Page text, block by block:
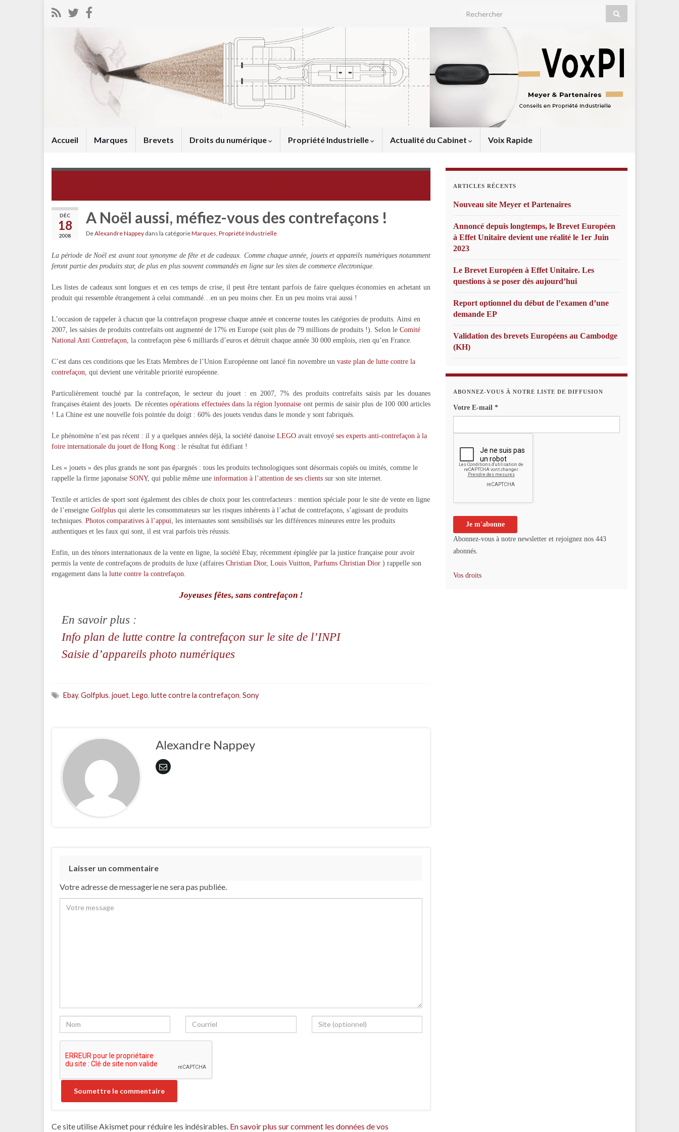
Search for:
Accueil Marques Brevets Droits du numérique Propriété Industrielle Actualité du Cabinet Voix Rapide
DÉC
18
2008
A Noël aussi, méfiez-vous des contrefaçons !
DeAlexandre Nappey dans la catégorieMarques, Propriété Industrielle
La période de Noël est avant tout synonyme de fête et de cadeaux. Comme chaque année, jouets et appareils numériques notamment
feront partie des produits star, de plus en plus souvent commandés en ligne sur les sites de commerce électronique.
Les listes de cadeaux sont longues et en ces temps de crise, il peut être tentant parfois de faire quelques économies en achetant un
produit qui ressemble étrangement à celui commandé…en un peu moins cher. En un peu moins vrai aussi !
L’occasion de rappeler à chacun que la contrefaçon progresse chaque année et concerne toutes les catégories de produits. Ainsi en
2007, les saisies de produits contrefaits ont augmenté de 17% en Europe (soit plus de 79 millions de produits !). Selon le Comité
National Anti Contrefaçon, la contrefaçon pèse 6 milliards d’euros et détruit chaque année 30 000 emplois, rien qu’en France.
C’est dans ces conditions que les Etats Membres de l’Union Européenne ont lancé fin novembre un vaste plan de lutte contre la
contrefaçon, qui devient une véritable priorité européenne.
Particulièrement touché par la contrefaçon, le secteur du jouet : en 2007, 7% des produits contrefaits saisis par les douanes
françaises étaient des jouets. De récentesopérations effectuées dans la région lyonnaise ont permis de saisir plus de 100 000 articles
! La Chine est une nouvelle fois pointée du doigt : 60% des jouets vendus dans le monde y sont fabriqués.
Le phénomène n’est pas récent : il y a quelques années déjà, la société danoise LEGO avait envoyé ses experts anti-contrefaçon à la
foire internationale du jouet de Hong Kong : le résultat fut édifiant !
Les « jouets » des plus grands ne sont pas épargnés : tous les produits technologiques sont désormais copiés ou imités, comme le
rappelle la firme japonaise SONY, qui publie même une information à l’attention de ses clients sur son site internet.
Textile et articles de sport sont également des cibles de choix pour les contrefacteurs : mention spéciale pour le site de vente en ligne
de l’enseigne Golfplus qui alerte les consommateurs sur les risques inhérents à l’achat de contrefaçons, s’agissant de produits
techniques. Photos comparatives à l’appui, les internautes sont sensibilisés sur les différences mineures entre les produits
authentiques et les faux qui sont, il est vrai parfois très réussis.
Enfin, un des ténors internationaux de la vente en ligne, la société Ebay, récemment épinglée par la justice française pour avoir
permis la vente de contrefaçons de produits de luxe (affaires Christian Dior, Louis Vuitton, Parfums Christian Dior ) rappelle son
engagement dans la lutte contre la contrefaçon.
Joyeuses fêtes, sans contrefaçon !
En savoir plus :
Info plan de lutte contre la contrefaçon sur le site de l’INPI
Saisie d’appareils photo numériques
Ebay, Golfplus, jouet, Lego, lutte contre la contrefaçon, Sony
Alexandre Nappey
Laisser un commentaire
Votre adresse de messagerie ne sera pas publiée.
Ce site utilise Akismet pour réduire les indésirables. En savoir plus sur comment les données de vos
ARTICLES RÉCENTS
Nouveau site Meyer et Partenaires
Annoncé depuis longtemps, le Brevet Européen
à Effet Unitaire devient une réalité le 1er Juin
2023
Le Brevet Européen à Effet Unitaire. Les
questions à se poser dès aujourd’hui
Report optionnel du début de l’examen d’une
demande EP
Validation des brevets Européens au Cambodge
(KH)
ABONNEZ-VOUS À NOTRE LISTE DE DIFFUSION
Votre E-mail *
Abonnez-vous à notre newsletter et rejoignez nos 443
abonnés.
Vos droits